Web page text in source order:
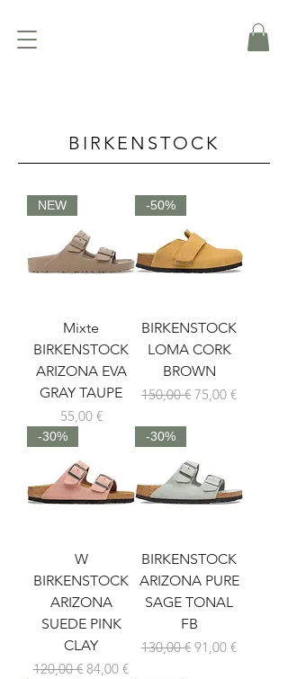
BIRKENSTOCK
NEW
Mixte
BIRKENSTOCK
ARIZONA EVA
GRAY TAUPE
Prix
55,00 €
-50%
BIRKENSTOCK
LOMA CORK
BROWN
Prix original
150,00 € Prix
75,00 €
-30%
W
BIRKENSTOCK
ARIZONA
SUEDE PINK
CLAY
Prix original
120,00 € Prix promotionnel
84,00 €
-30%
BIRKENSTOCK
ARIZONA PURE
SAGE TONAL
FB
Prix original
130,00 € Prix
91,00 €